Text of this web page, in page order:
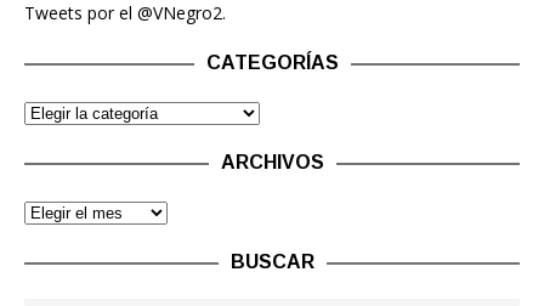
Tweets por el @VNegro2.
CATEGORÍAS
ARCHIVOS
BUSCAR